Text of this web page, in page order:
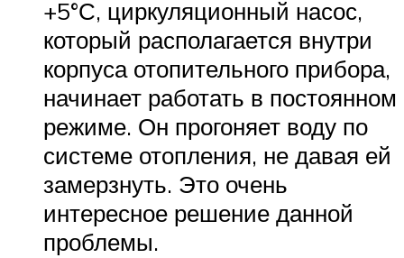
+5°С, циркуляционный насос,
который располагается внутри
корпуса отопительного прибора,
начинает работать в постоянном
режиме. Он прогоняет воду по
системе отопления, не давая ей
замерзнуть. Это очень
интересное решение данной
проблемы.